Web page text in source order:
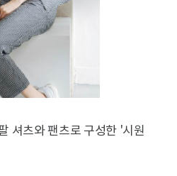
셔츠와 팬츠로 구성한 '시원